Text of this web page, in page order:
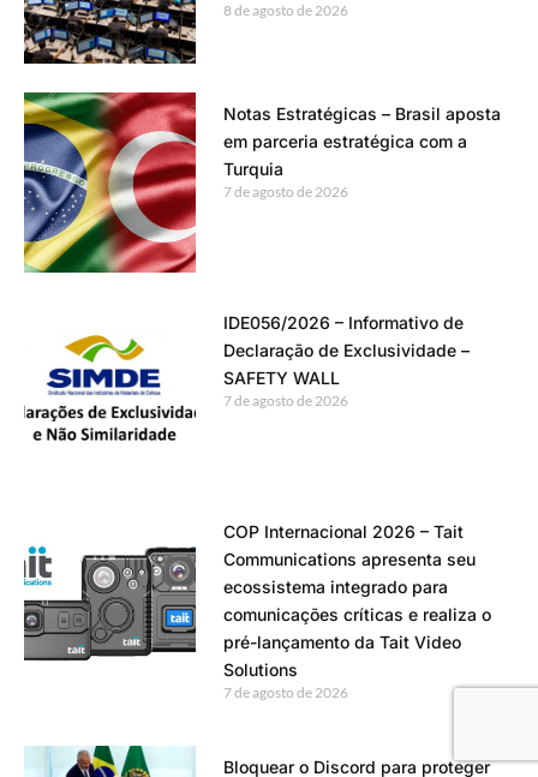
8 de agosto de 2026
Notas Estratégicas – Brasil aposta
em parceria estratégica com a
Turquia
7 de agosto de 2026
IDE056/2026 – Informativo de
Declaração de Exclusividade –
SAFETY WALL
7 de agosto de 2026
COP Internacional 2026 – Tait
Communications apresenta seu
ecossistema integrado para
comunicações críticas e realiza o
pré-lançamento da Tait Video
Solutions
7 de agosto de 2026
Bloquear o Discord para proteger